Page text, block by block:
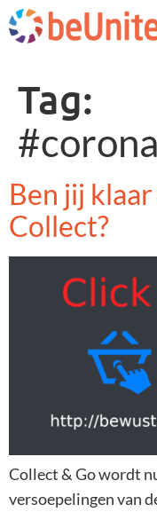
Tag:
Ben jij
Collect?
Collect & Go wordt
versoepelingen van